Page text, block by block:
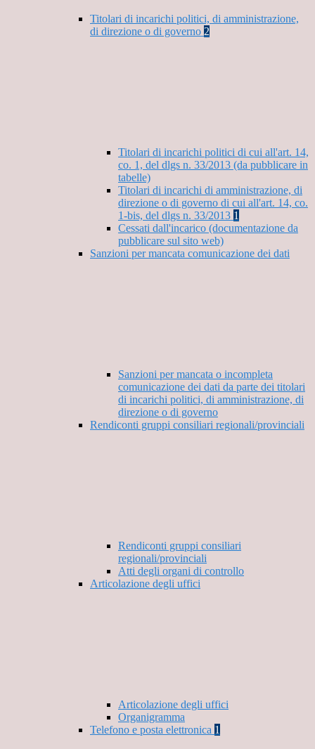
Titolari di incarichi politici, di amministrazione,
di direzione o di governo 2
Titolari di incarichi politici di cui all'art. 14,
co. 1, del dlgs n. 33/2013 (da pubblicare in
tabelle)
Titolari di incarichi di amministrazione, di
direzione o di governo di cui all'art. 14, co.
1-bis, del dlgs n. 33/2013 1
Cessati dall'incarico (documentazione da
pubblicare sul sito web)
Sanzioni per mancata comunicazione dei dati
Sanzioni per mancata o incompleta
comunicazione dei dati da parte dei titolari
di incarichi politici, di amministrazione, di
direzione o di governo
Rendiconti gruppi consiliari regionali/provinciali
Rendiconti gruppi consiliari
regionali/provinciali
Atti degli organi di controllo
Articolazione degli uffici
Articolazione degli uffici
Organigramma
Telefono e posta elettronica 1